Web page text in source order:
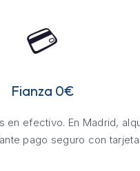
💳
Fianza 0€
en efectivo. En Madrid,
pago seguro con